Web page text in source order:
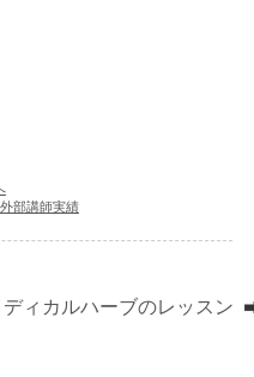
外部講師実績
ィカルハーブのレッスン